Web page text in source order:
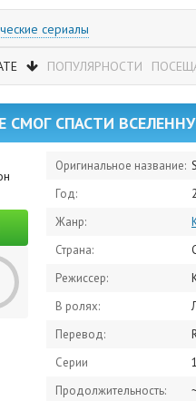
сериалы
ПОПУЛЯРНОСТИ
СМОГ СПАСТИ
Оригинальное название:
Год:
Жанр:
Страна:
Режиссер:
В ролях:
Перевод:
Серии
Продолжительность: